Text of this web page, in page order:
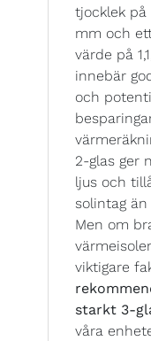
tjocklek på
mm och
värde på
innebär
och
2-glas ger
ljus och
solintag än
Men om
viktigare
starkt 3-
våra